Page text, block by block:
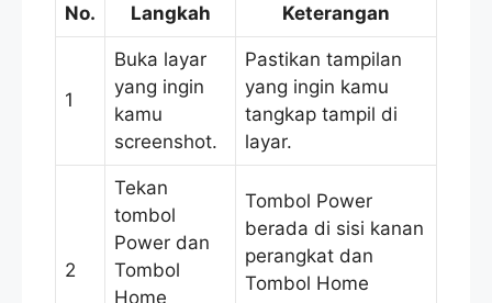
No. Langkah Keterangan
1
Buka layar
yang ingin
kamu
screenshot.
Pastikan tampilan
yang ingin kamu
tangkap tampil di
layar.
2
Tekan
tombol
Power dan
Tombol
Home
Tombol Power
berada di sisi kanan
perangkat dan
Tombol Home